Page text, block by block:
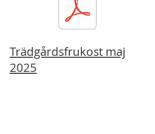
Trädgårdsfrukost maj
2025